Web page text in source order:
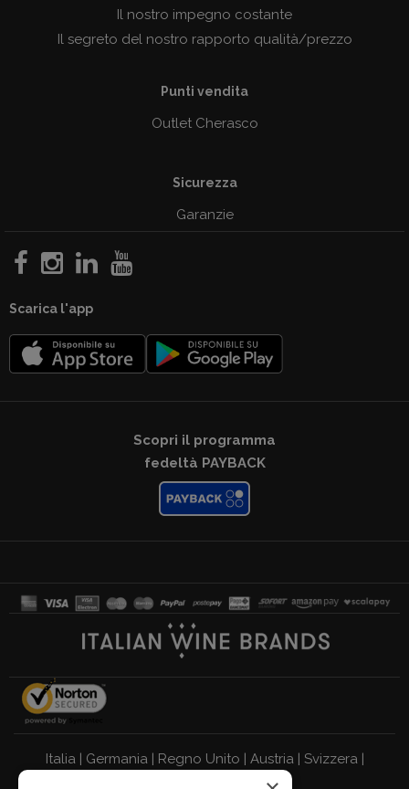
Il nostro impegno costante
Il segreto del nostro rapporto qualità/prezzo
Punti vendita
Outlet Cherasco
Sicurezza
Garanzie
Scarica l'app
Scopri il programma
fedeltà PAYBACK
Italia | Germania | Regno Unito | Austria | Svizzera |